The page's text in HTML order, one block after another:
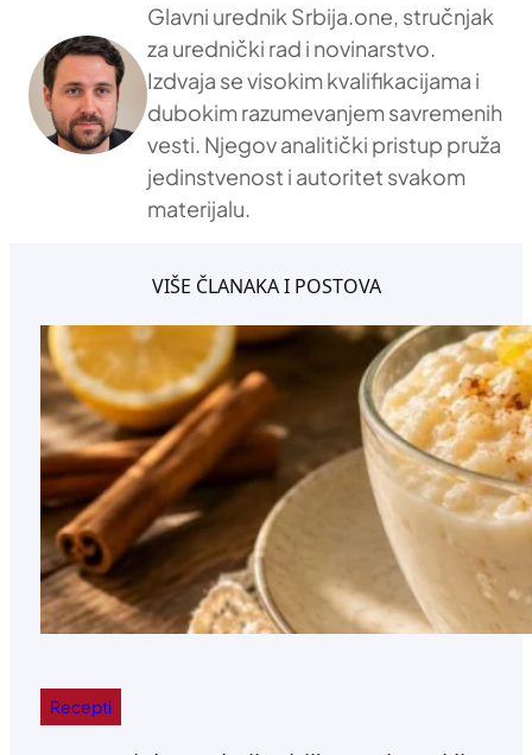
Glavni urednik Srbija.one, stručnjak
za urednički rad i novinarstvo.
Izdvaja se visokim kvalifikacijama i
dubokim razumevanjem savremenih
vesti. Njegov analitički pristup pruža
jedinstvenost i autoritet svakom
materijalu.
VIŠE ČLANAKA I POSTOVA
Recepti